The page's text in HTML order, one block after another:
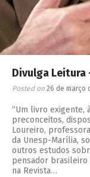
Divulga Leitura
Posted on 26 de março
“Um livro exigente,
preconceitos,
Loureiro,
da Unesp-Marília,
outros estudos
pensador brasileiro
na Revista…